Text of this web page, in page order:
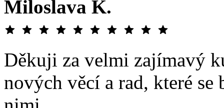
Miloslava K.
Děkuji za velmi zajímavý
nových věcí a rad, které se